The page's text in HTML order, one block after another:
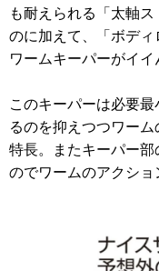
も耐えられる「太軸
のに加えて、「ボデ
ワームキーパーがイイ
このキーパーは必要
るのを抑えつつワー
特長。またキーパー
のでワームのアクシ